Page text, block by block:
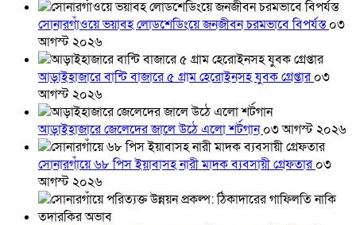
সোনারগাঁওয়ে ভয়াবহ লোডশেডিংয়ে জনজীবন চরমভাবে বিপর্যস্ত০৩
আগস্ট ২০২৬
আড়াইহাজারে বান্টি বাজারে ৫ গ্রাম হেরোইনসহ যুবক গ্রেপ্তার০৩
আগস্ট ২০২৬
আড়াইহাজারে জেলেদের জালে উঠে এলো শর্টগান০৩ আগস্ট ২০২৬
সোনারগাঁয়ে ৬৮ পিস ইয়াবাসহ নারী মাদক ব্যবসায়ী গ্রেফতার০৩
আগস্ট ২০২৬